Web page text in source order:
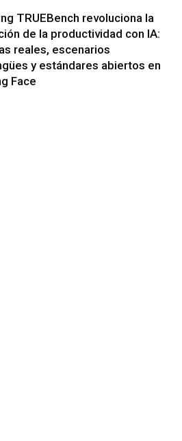
TRUEBench revoluciona la
de la productividad con IA:
reales, escenarios
y estándares abiertos en
Face